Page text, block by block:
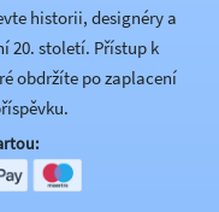
historii, designéry a
20. století. Přístup k
obdržíte po zaplacení